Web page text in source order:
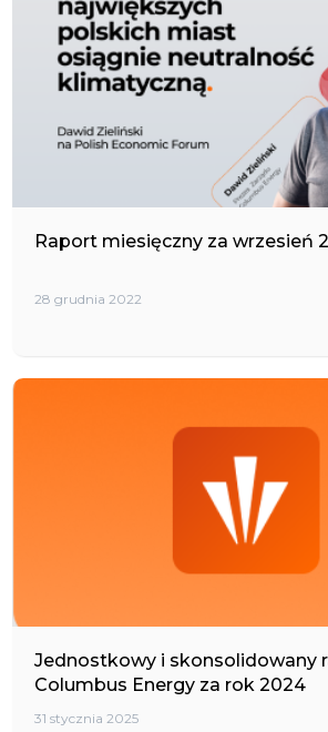
Raport miesięczny za wrzesień
28 grudnia 2022
Jednostkowy i skonsolidowany
Columbus Energy za rok 2024
31 stycznia 2025